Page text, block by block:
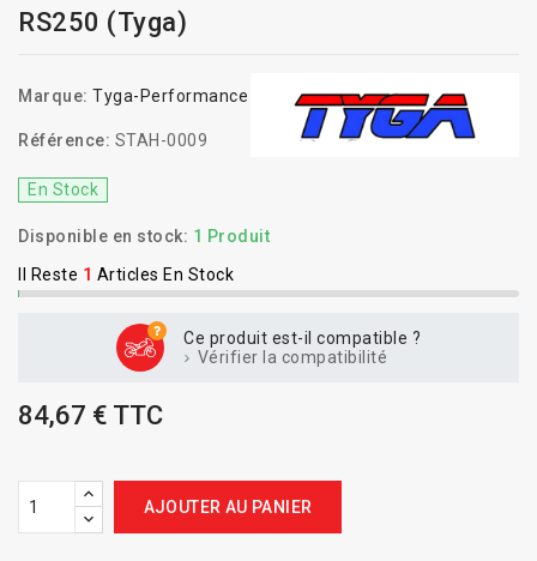
RS250 (Tyga)
Marque: Tyga-Performance
Référence: STAH-0009
En Stock
Disponible en stock: 1 Produit
Il Reste 1 Articles En Stock
Ce produit est-il compatible ?
Vérifier la compatibilité
84,67 € TTC
AJOUTER AU PANIER